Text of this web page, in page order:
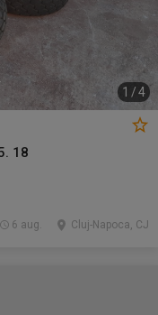
1 /4
18
Cluj-Napoca, CJ
6 aug.